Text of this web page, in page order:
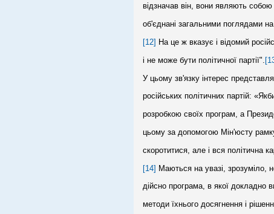
відзначав він, вони являють
об'єднані загальними поглядами
[12] На це ж вказує і відомий
і не може бути політичної партії".
У цьому зв'язку інтерес
російських політичних партій:
розробкою своїх програм, а
цьому за допомогою Мін'юсту
скоротитися, але і вся політична
[14] Маються на увазі, зрозуміло,
дійсно програма, в якої докладно
методи їхнього досягнення і